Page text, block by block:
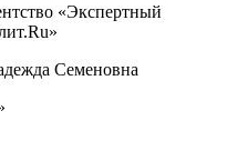
«Экспертный
Семеновна